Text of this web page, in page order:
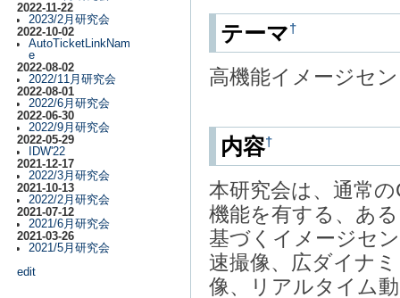
2022-11-22
2023/2月研究会
2022-10-02
AutoTicketLinkNam
e
2022-08-02
2022/11月研究会
2022-08-01
2022/6月研究会
2022-06-30
2022/9月研究会
2022-05-29
IDW'22
2021-12-17
2022/3月研究会
2021-10-13
2022/2月研究会
2021-07-12
2021/6月研究会
2021-03-26
2021/5月研究会
edit
テーマ†
高機能イメージセ
内容†
本研究会は、通常
機能を有する、あ
基づくイメージセ
速撮像、広ダイナ
像、リアルタイム